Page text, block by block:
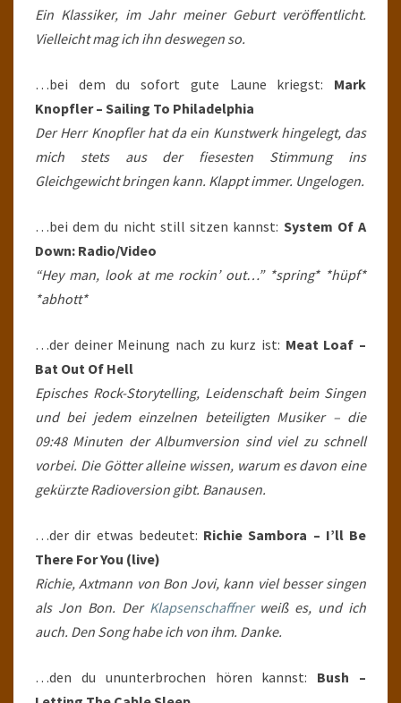
Ein Klassiker, im Jahr meiner Geburt veröffentlicht.
Vielleicht mag ich ihn deswegen so.
…bei dem du sofort gute Laune kriegst: Mark
Knopfler – Sailing To Philadelphia
Der Herr Knopfler hat da ein Kunstwerk hingelegt, das
mich stets aus der fiesesten Stimmung ins
Gleichgewicht bringen kann. Klappt immer. Ungelogen.
…bei dem du nicht still sitzen kannst: System Of A
Down: Radio/Video
“Hey man, look at me rockin’ out…” *spring* *hüpf*
*abhott*
…der deiner Meinung nach zu kurz ist: Meat Loaf –
Bat Out Of Hell
Episches Rock-Storytelling, Leidenschaft beim Singen
und bei jedem einzelnen beteiligten Musiker – die
09:48 Minuten der Albumversion sind viel zu schnell
vorbei. Die Götter alleine wissen, warum es davon eine
gekürzte Radioversion gibt. Banausen.
…der dir etwas bedeutet: Richie Sambora – I’ll Be
There For You (live)
Richie, Axtmann von Bon Jovi, kann viel besser singen
als Jon Bon. Der Klapsenschaffnerweiß es, und ich
auch. Den Song habe ich von ihm. Danke.
…den du ununterbrochen hören kannst: Bush –